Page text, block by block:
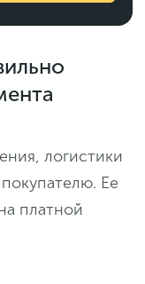
логистики
Ее
платной